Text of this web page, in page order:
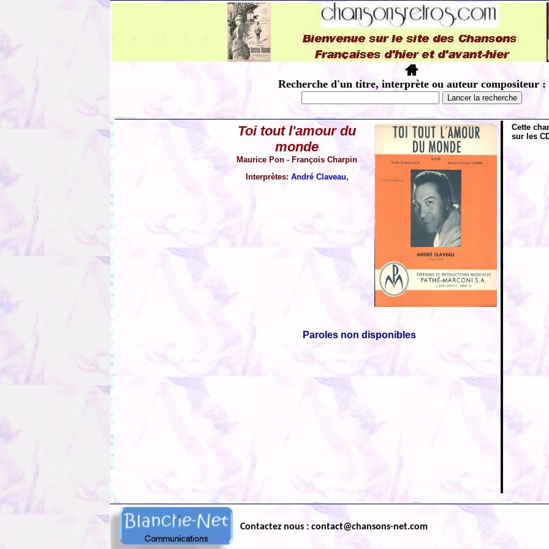
Recherche d'un titre, interprète ou auteur compositeur :
Toi tout l'amour du
monde
Maurice Pon - François Charpin
Interprètes: André Claveau,
Paroles non disponibles
Cette
sur les
Contactez nous : contact@chansons-net.com